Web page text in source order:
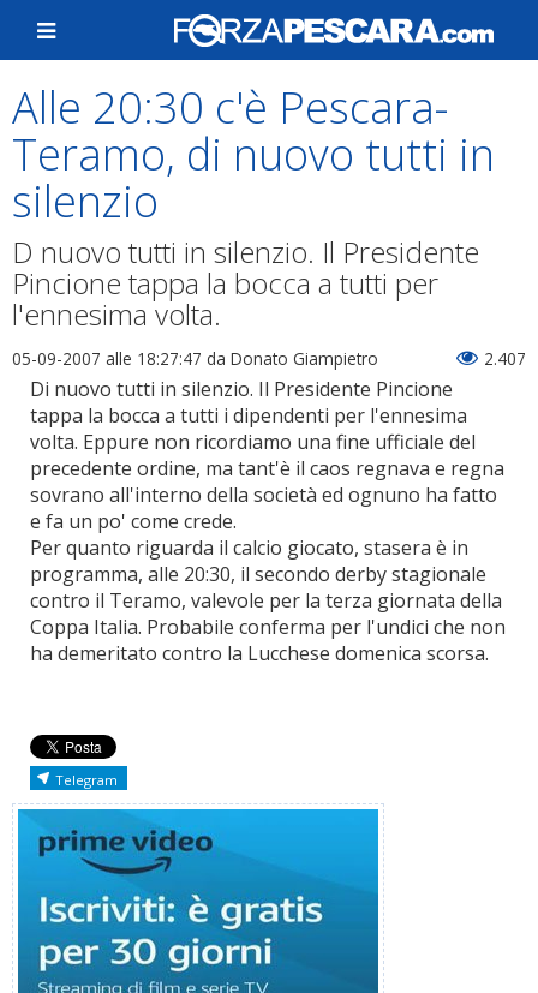
Alle 20:30 c'è Pescara-
Teramo, di nuovo tutti in
silenzio
D nuovo tutti in silenzio. Il Presidente
Pincione tappa la bocca a tutti per
l'ennesima volta.
05-09-2007 alle 18:27:47 da Donato Giampietro 2.407
Di nuovo tutti in silenzio. Il Presidente Pincione
tappa la bocca a tutti i dipendenti per l'ennesima
volta. Eppure non ricordiamo una fine ufficiale del
precedente ordine, ma tant'è il caos regnava e regna
sovrano all'interno della società ed ognuno ha fatto
e fa un po' come crede.
Per quanto riguarda il calcio giocato, stasera è in
programma, alle 20:30, il secondo derby stagionale
contro il Teramo, valevole per la terza giornata della
Coppa Italia. Probabile conferma per l'undici che non
ha demeritato contro la Lucchese domenica scorsa.
Telegram